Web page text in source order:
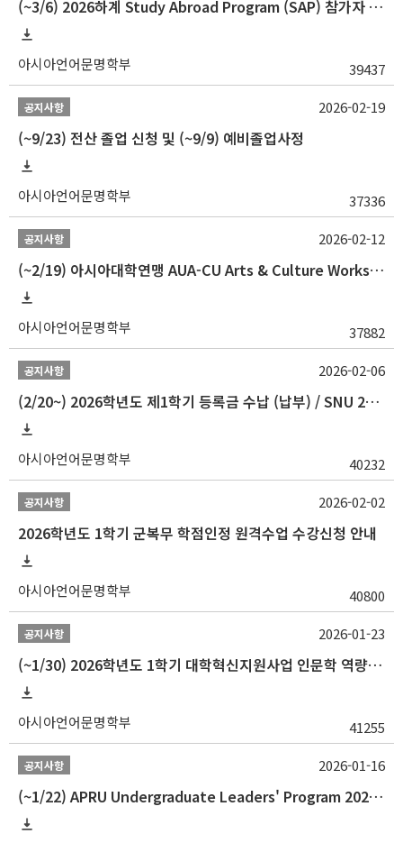
(~3/6) 2026하계 Study Abroad Program (SAP) 참가자 모집 안내
아시아언어문명학부 39437
공지사항
(~9/23) 전산 졸업 신청 및 (~9/9) 예비졸업사정
아시아언어문명학부 37336
2026-02-19
공지사항
(~2/19) 아시아대학연맹 AUA-CU Arts & Culture Workshop Camp 2026 참가자 선발 안내
아시아언어문명학부 37882
2026-02-12
공지사항
(2/20~) 2026학년도 제1학기 등록금 수납 (납부) / SNU 26-1 Tuition fee payment notice
아시아언어문명학부 40232
2026-02-06
공지사항
2026학년도 1학기 군복무 학점인정 원격수업 수강신청 안내
아시아언어문명학부 40800
2026-02-02
공지사항
(~1/30) 2026학년도 1학기 대학혁신지원사업 인문학 역량강화 학업지원금 지원 선발 안내(학·석·박사)
아시아언어문명학부 41255
2026-01-23
공지사항
(~1/22) APRU Undergraduate Leaders' Program 2026 프로그램 참가자 모집
2026-01-16